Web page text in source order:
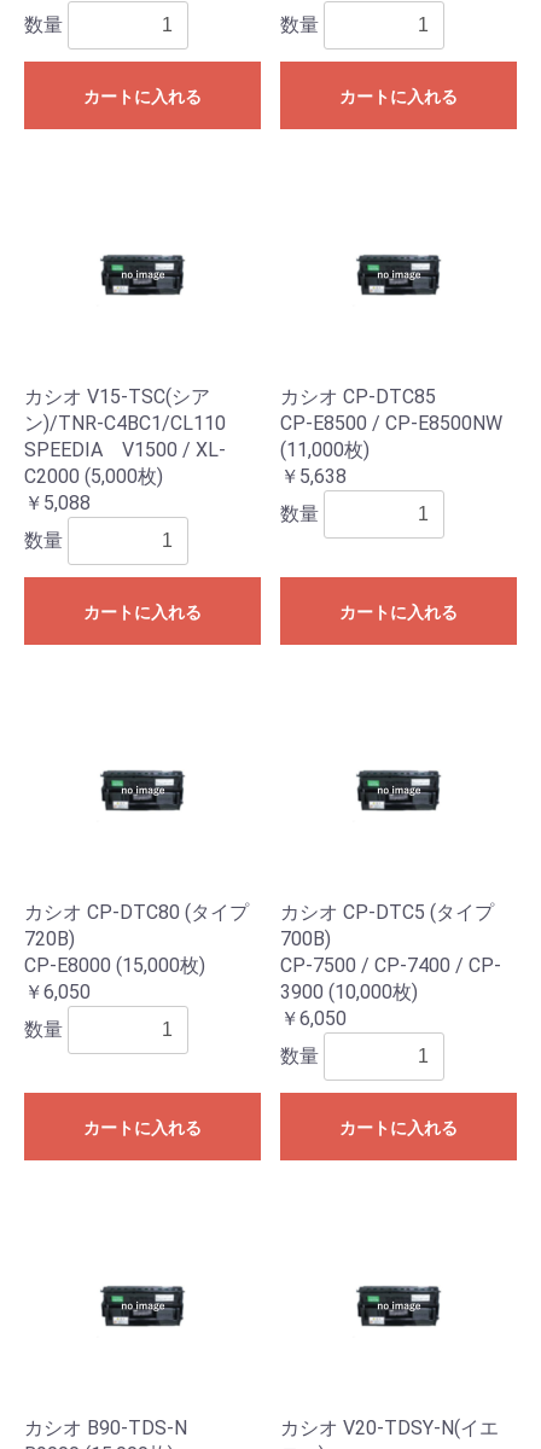
数量
カートに入れる
数量
カートに入れる
カシオ V15-TSC(シア
ン)/TNR-C4BC1/CL110
SPEEDIA V1500 / XL-
C2000 (5,000枚)
￥5,088
数量
カートに入れる
カシオ CP-DTC85
CP-E8500 / CP-E8500NW
(11,000枚)
￥5,638
数量
カートに入れる
カシオ CP-DTC80 (タイプ
720B)
CP-E8000 (15,000枚)
￥6,050
数量
カートに入れる
カシオ CP-DTC5 (タイプ
700B)
CP-7500 / CP-7400 / CP-
3900 (10,000枚)
￥6,050
数量
カートに入れる
カシオ B90-TDS-N
カシオ V20-TDSY-N(イエ